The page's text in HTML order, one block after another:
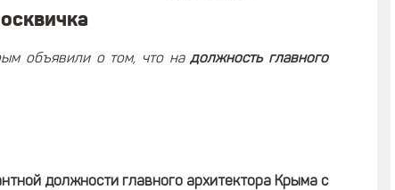
объявили о том, что надолжность главного
должности главного архитектора Крыма с